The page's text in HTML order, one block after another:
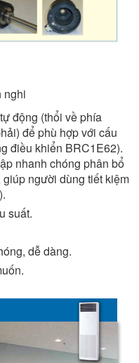
nghi
động (thổi về phía
để phù hợp với cấu
điều khiển BRC1E62).
nhanh chóng phân bổ
người dùng tiết kiệm
suất.
dễ dàng.